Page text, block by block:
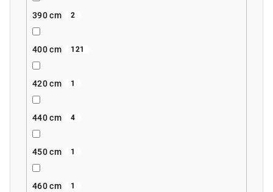
390 cm 2
400 cm 121
420 cm 1
440 cm 4
450 cm 1
460 cm 1